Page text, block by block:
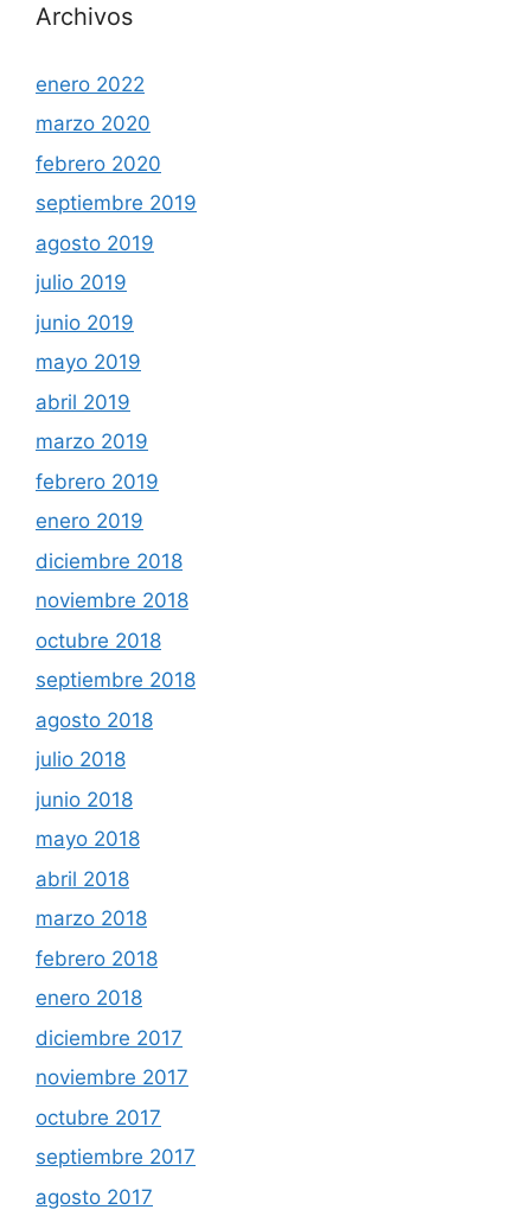
Archivos
enero 2022
marzo 2020
febrero 2020
septiembre 2019
agosto 2019
julio 2019
junio 2019
mayo 2019
abril 2019
marzo 2019
febrero 2019
enero 2019
diciembre 2018
noviembre 2018
octubre 2018
septiembre 2018
agosto 2018
julio 2018
junio 2018
mayo 2018
abril 2018
marzo 2018
febrero 2018
enero 2018
diciembre 2017
noviembre 2017
octubre 2017
septiembre 2017
agosto 2017